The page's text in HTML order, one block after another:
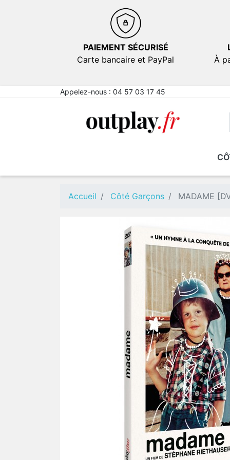
PAIEMENT SÉCURISÉ
Carte bancaire et PayPal
À
Appelez-nous : 04 57 03 17 45
NOUVEAUTÉS EN PROMOTION
NOUVEAUTÉS EN PROMOTION
Accueil Côté Garçons MADAME